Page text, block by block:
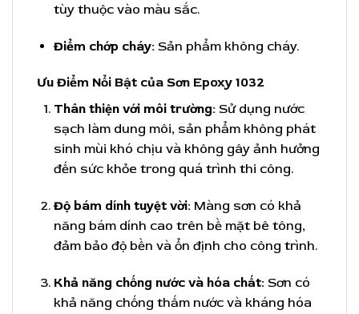
tùy thuộc vào màu sắc.
Điểm chớp cháy: Sản phẩm không cháy.
Ưu Điểm Nổi Bật của Sơn Epoxy 1032
Thân thiện với môi trường: Sử dụng nước
sạch làm dung môi, sản phẩm không phát
sinh mùi khó chịu và không gây ảnh hưởng
đến sức khỏe trong quá trình thi công.
Độ bám dính tuyệt vời: Màng sơn có khả
năng bám dính cao trên bề mặt bê tông,
đảm bảo độ bền và ổn định cho công trình.
Khả năng chống nước và hóa chất: Sơn có
khả năng chống thấm nước và kháng hóa